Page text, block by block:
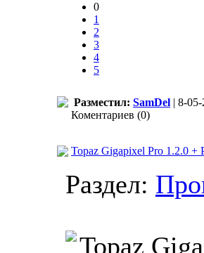
0
1
2
3
4
5
Разместил: SamDel | 8-
Коментариев (0)
Topaz Gigapixel Pro 1.2.0 +
Раздел: